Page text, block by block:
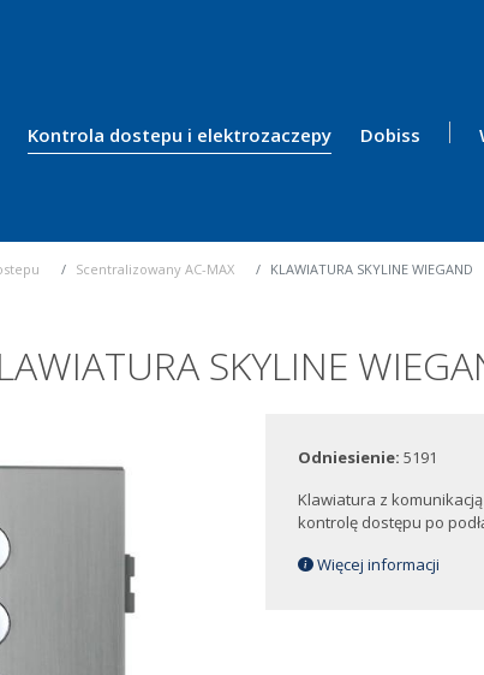
Kontrola dostepu i elektrozaczepy Dobiss
Scentralizowany AC-MAX KLAWIATURA SKYLINE WIEGAND
SKYLINE
Odniesienie:5191
Klawiatura z
kontrolę dostępu po
Więcej informacji